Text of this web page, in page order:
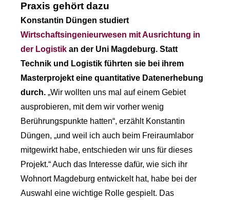
Praxis gehört dazu
Konstantin Düngen studiert
Wirtschaftsingenieurwesen mit Ausrichtung in
der Logistik an der Uni Magdeburg. Statt
Technik und Logistik führten sie bei ihrem
Masterprojekt eine quantitative Datenerhebung
durch. „Wir wollten uns mal auf einem Gebiet
ausprobieren, mit dem wir vorher wenig
Berührungspunkte hatten“, erzählt Konstantin
Düngen, „und weil ich auch beim Freiraumlabor
mitgewirkt habe, entschieden wir uns für dieses
Projekt.“ Auch das Interesse dafür, wie sich ihr
Wohnort Magdeburg entwickelt hat, habe bei der
Auswahl eine wichtige Rolle gespielt. Das